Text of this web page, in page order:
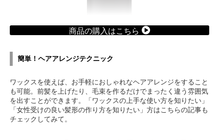
商品の購入はこちら
簡単！ヘアアレンジテクニック
ワックスを使えば、お手軽におしゃれなヘアアレンジをすること
も可能。前髪を上げたり、毛束を作るだけでまったく違う雰囲気
を出すことができます。「ワックスの上手な使い方を知りたい」
「女性受けの良い髪形の作り方を知りたい」方はこちらの記事も
チェックしてみて。